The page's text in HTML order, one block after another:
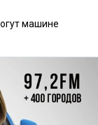
машине